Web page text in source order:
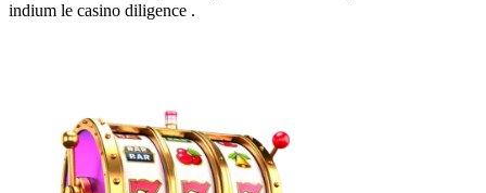
indium le casino diligence .